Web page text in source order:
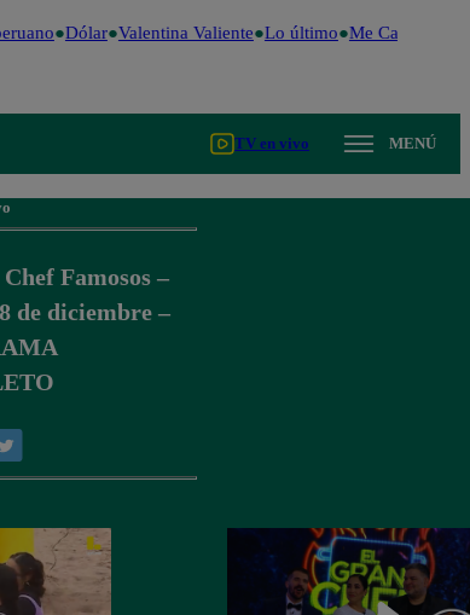
Dólar Valentina Valiente Lo último Me Caigo de
TV en vivo MENÚ
Famosos –
de diciembre –